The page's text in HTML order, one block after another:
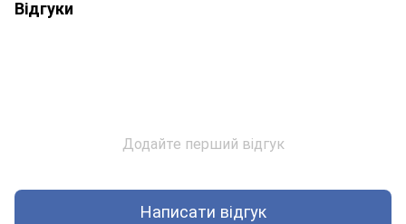
Відгуки
Додайте перший відгук
Написати відгук